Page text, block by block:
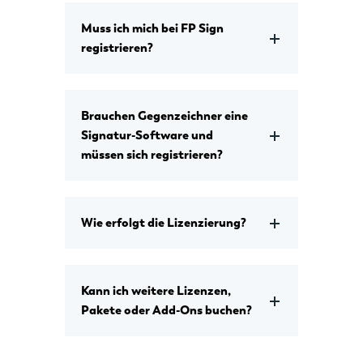
Muss ich mich bei FP Sign
registrieren?
Brauchen Gegenzeichner eine
Signatur-Software und
müssen sich registrieren?
Wie erfolgt die Lizenzierung?
Kann ich weitere Lizenzen,
Pakete oder Add-Ons buchen?